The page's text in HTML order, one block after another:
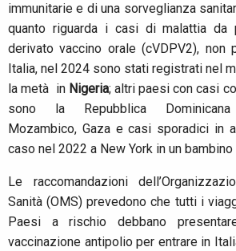
immunitarie e di una sorveglianza
quanto riguarda i casi di malattia
derivato vaccino orale (cVDPV2), non
Italia, nel 2024 sono stati registrati nel
la metà in Nigeria; altri paesi con casi
sono la Repubblica
Mozambico, Gaza e casi sporadici in
caso nel 2022 a New York in un bambino
Le raccomandazioni
Sanità (OMS) prevedono che tutti i
Paesi a rischio debbano
vaccinazione antipolio per entrare in